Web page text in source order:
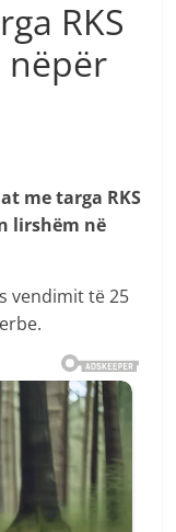
RKS
nëpër
me targa RKS
lirshëm në
vendimit të 25